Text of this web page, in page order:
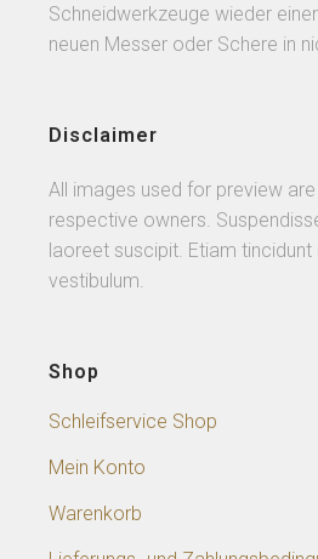
Schneidwerkzeuge wieder
neuen Messer oder Schere in
Disclaimer
All images used for preview
respective owners.
laoreet suscipit. Etiam
vestibulum.
Shop
Schleifservice Shop
Mein Konto
Warenkorb